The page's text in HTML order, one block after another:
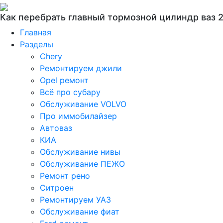
Как перебрать главный тормозной цилиндр ваз
Главная
Разделы
Chery
Ремонтируем джили
Opel ремонт
Всё про субару
Обслуживание VOLVO
Про иммобилайзер
Автоваз
КИА
Обслуживание нивы
Обслуживание ПЕЖО
Ремонт рено
Ситроен
Ремонтируем УАЗ
Обслуживание фиат